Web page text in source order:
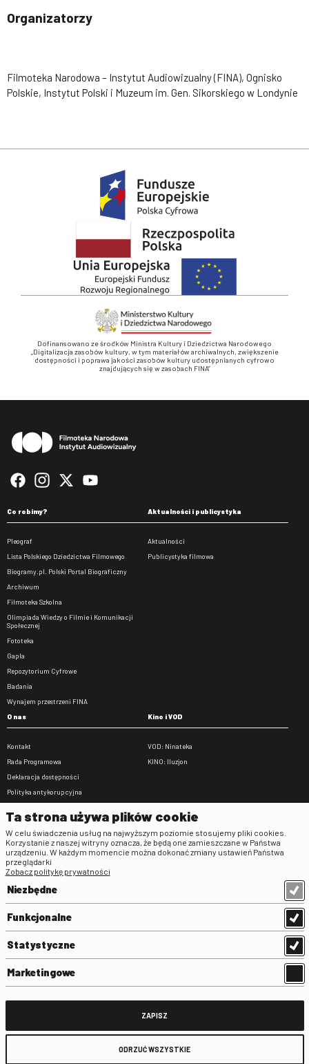
Organizatorzy
Filmoteka Narodowa – Instytut Audiowizualny (FINA), Ognisko
Polskie, Instytut Polski i Muzeum im. Gen. Sikorskiego w Londynie
Dofinansowano ze środków Ministra Kultury i Dziedzictwa Narodowego
„Digitalizacja zasobów kultury, w tym materiałów archiwalnych, zwiększenie
dostępności i poprawa jakości zasobów kultury udostępnianych cyfrowo
znajdujących się w zasobach FINA”
Co robimy?
Pleograf
Lista Polskiego Dziedzictwa Filmowego
Biogramy.pl. Polski Portal Biograficzny
Archiwum
Filmoteka Szkolna
Olimpiada Wiedzy o Filmie i Komunikacji
Społecznej
Fototeka
Gapla
Repozytorium Cyfrowe
Badania
Wynajem przestrzeni FINA
Aktualności i publicystyka
Aktualności
Publicystyka filmowa
O nas
Kontakt
Rada Programowa
Deklaracja dostępności
Polityka antykorupcyjna
Zamówienia publiczne
Praca w FINA
Kino i VOD
VOD: Ninateka
KINO: Iluzjon
Regulaminy
Klauzula informacyjna RODO
Regulamin użytkowania parkingu
Standardy ochrony małoletnich
Regulamin kina Iluzjon
Ta strona używa plików cookie
W celu świadczenia usług na najwyższym poziomie stosujemy pliki cookies.
Korzystanie z naszej witryny oznacza, że będą one zamieszczane w Państwa
urządzeniu. W każdym momencie można dokonać zmiany ustawień Państwa
przeglądarki
Zobacz politykę prywatności
Niezbędne
Funkcjonalne
Statystyczne
Marketingowe
ZAPISZ
ODRZUĆ WSZYSTKIE